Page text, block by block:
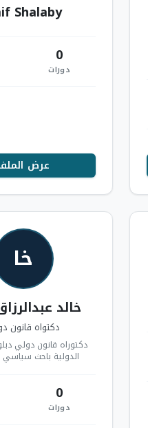
Shalaby
0
دورات
عرض
خا
خالد
دكتواه قانون
دكتوراه قانون دولي
الدولية باحث
0
دورات